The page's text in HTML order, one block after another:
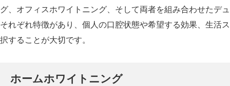
グ、オフィスホワイトニング、そして両者を組み合わせたデ
それぞれ特徴があり、個人の口腔状態や希望する効果、生活
択することが大切です。
ホームホワイトニング